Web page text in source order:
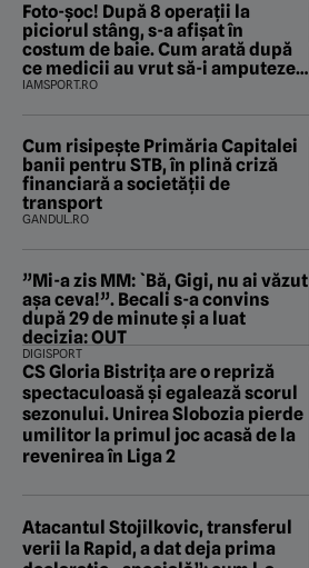
Foto-șoc! După 8 operații la
piciorul stâng, s-a afișat în
costum de baie. Cum arată după
ce medicii au vrut să-i amputeze
piciorul
IAMSPORT.RO
Cum risipește Primăria Capitalei
banii pentru STB, în plină criză
financiară a societății de
transport
GANDUL.RO
”Mi-a zis MM: `Bă, Gigi, nu ai văzut
așa ceva!”. Becali s-a convins
după 29 de minute și a luat
decizia: OUT
DIGISPORT
CS Gloria Bistrița are o repriză
spectaculoasă și egalează scorul
sezonului. Unirea Slobozia pierde
umilitor la primul joc acasă de la
revenirea în Liga 2
Atacantul Stojilkovic, transferul
verii la Rapid, a dat deja prima